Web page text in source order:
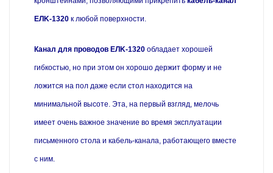
EЛK-1320 к любой поверхности.
Канал для проводов EЛK-1320 обладает хорошей
гибкостью, но при этом он хорошо держит форму и не
ложится на пол даже если стол находится на
минимальной высоте. Эта, на первый взгляд, мелочь
имеет очень важное значение во время эксплуатации
письменного стола и кабель-канала, работающего вместе
с ним.